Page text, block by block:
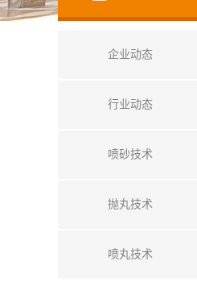
企业动态
行业动态
喷砂技术
抛丸技术
喷丸技术